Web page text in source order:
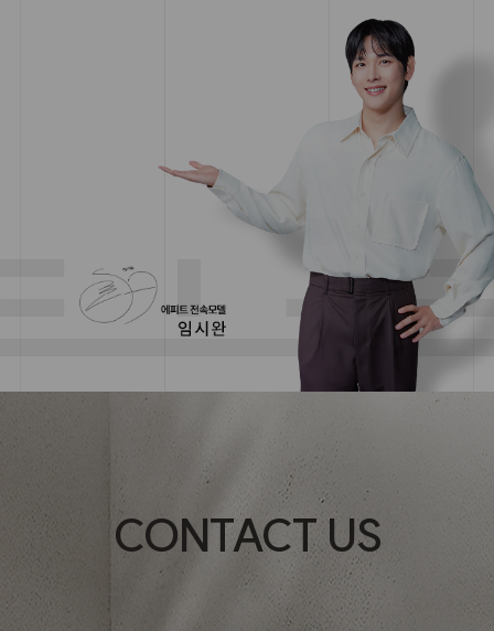
CONTACT US